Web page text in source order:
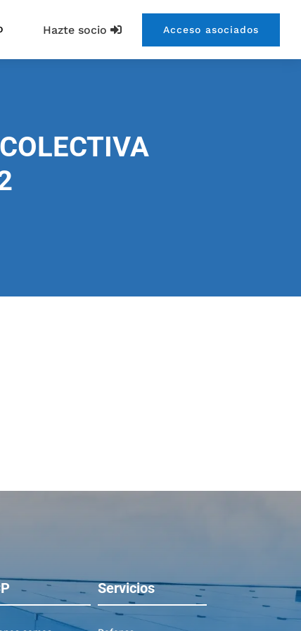
Hazte socio Acceso asociados
Servicios